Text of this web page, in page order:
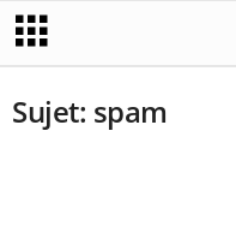
Sujet: spam